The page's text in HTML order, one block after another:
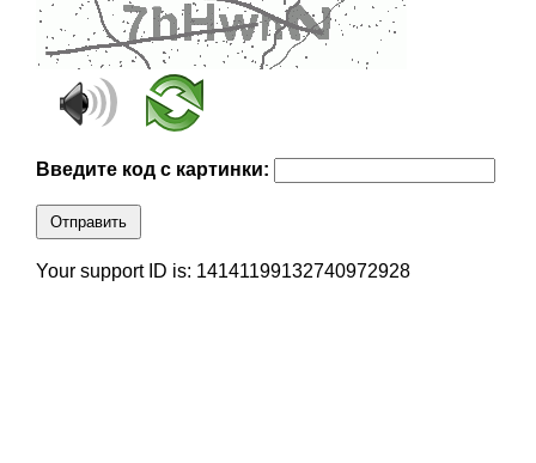
Введите код с картинки:
Отправить
Your support ID is: 14141199132740972928